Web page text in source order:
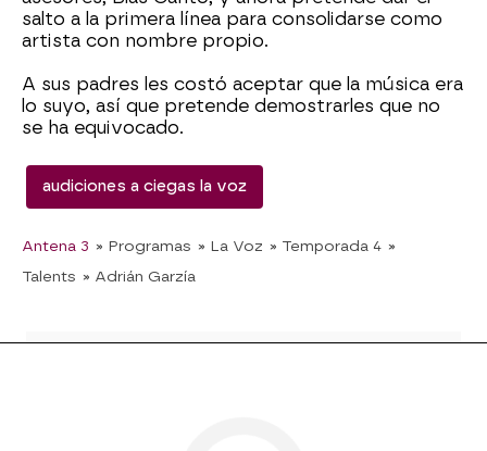
salto a la primera línea para consolidarse como
artista con nombre propio.
A sus padres les costó aceptar que la música era
lo suyo, así que pretende demostrarles que no
se ha equivocado.
audiciones a ciegas la voz
Antena 3 » Programas » La Voz » Temporada 4 »
Talents » Adrián Garzía